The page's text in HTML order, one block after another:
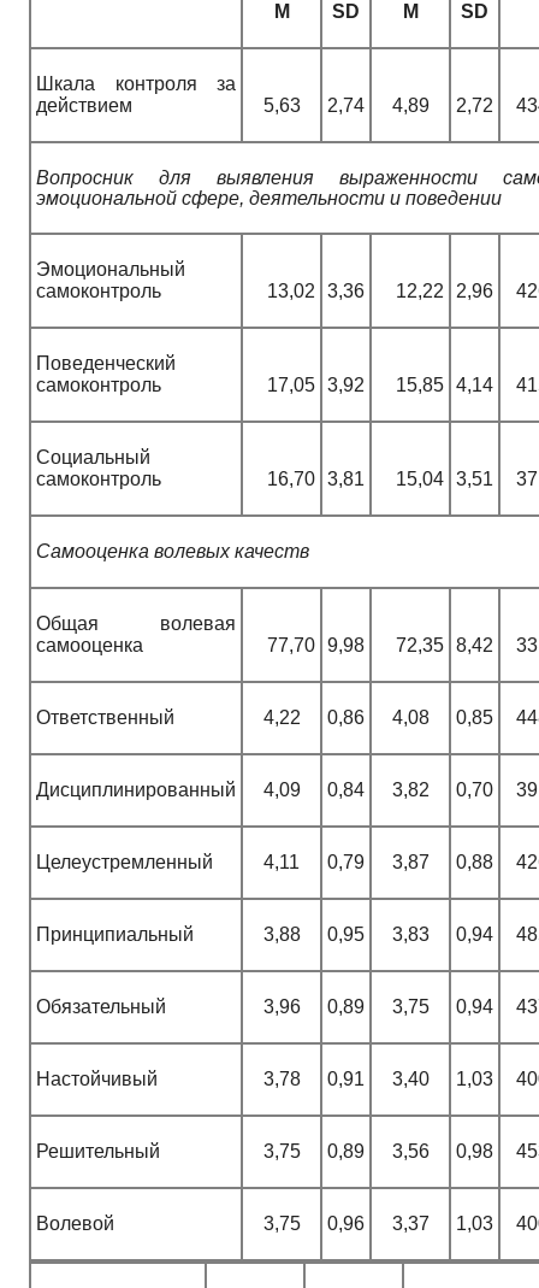
M SD M SD
Шкала контроля за
действием
5,63 2,74 4,89 2,72
Вопросник для выявления выраженности
эмоциональной сфере, деятельности и поведении
Эмоциональный
самоконтроль
13,02 3,36 12,22 2,96
Поведенческий
самоконтроль
17,05 3,92 15,85 4,14
Социальный
самоконтроль
16,70 3,81 15,04 3,51
Самооценка волевых качеств
Общая волевая
самооценка
77,70 9,98 72,35 8,42
Ответственный 4,22 0,86 4,08 0,85
Дисциплинированный 4,09 0,84 3,82 0,70
Целеустремленный 4,11 0,79 3,87 0,88
Принципиальный 3,88 0,95 3,83 0,94
Обязательный 3,96 0,89 3,75 0,94
Настойчивый 3,78 0,91 3,40 1,03
Решительный 3,75 0,89 3,56 0,98
Волевой 3,75 0,96 3,37 1,03